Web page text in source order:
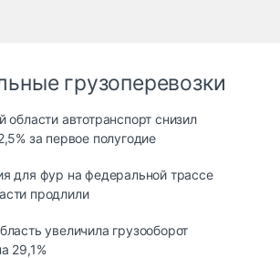
грузоперевозки
области автотранспорт снизил
за первое полугодие
для фур на федеральной трассе
продлили
увеличила грузооборот
29,1%